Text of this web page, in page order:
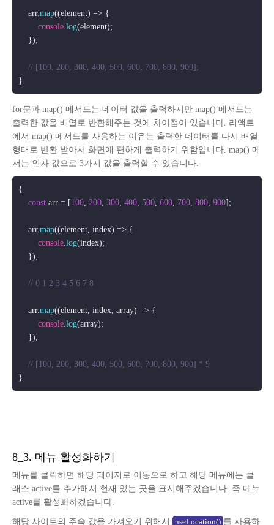
    arr.
map((element) => {
console.log(element);
    });
// [100, 200, 300, 400, 500, 600, 700, 800, 900];
for문과 map() 메서드는 데이터 값을 출력하지만 map() 메서드는
출력한 값을 배열로 반환해주는 것에 차이점이 있습니다. 리액트
에서 map() 메서드를 사용하는 이유는 출력한 데이터를 다시 배열
형태로 반환 받아서 화면에 편하게 출력하기 위함입니다. map() 메
서는 인자 값으로 3가지 값을 출력할 수 있습니다.
{
const arr = [100, 200, 300, 400, 500, 600, 700, 800, 900];
    arr.
map((element, index) => {
console.log(index);
    });
// 0 1 2 3 4 5 6 7 8
    arr.
map((element, index, array) => {
console.log(array);
    });
// [100, 200, 300, 400, 500, 600, 700, 800, 900] * 9
8_3. 메뉴 활성화하기
메뉴를 클릭하면 해당 페이지로 이동으로 하고 해당 메뉴에는 클
래스 active를 추가해서 현재 있는 곳을 표시해주겠습니다. 즉 메뉴
active를 활성화하겠습니다.
해당 사이트의 주속 값을 가져오기 위해서 useLocation() 를 사용하